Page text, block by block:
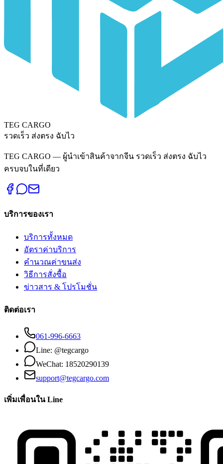
TEG CARGO
รวดเร็ว ส่งตรง ฉับไว
TEG CARGO — ผู้นำเข้าสินค้าจากจีน รวดเร็ว ส่งตรง ฉับไว
ครบจบในที่เดียว
บริการของเรา
บริการทั้งหมด
อัตราค่าบริการ
คำนวณค่าขนส่ง
วิธีการสั่งซื้อ
ข่าวสาร & โปรโมชั่น
ติดต่อเรา
061-996-6663
Line: @tegcargo
WeChat: 18520290139
support@tegcargo.com
เพิ่มเพื่อนใน Line